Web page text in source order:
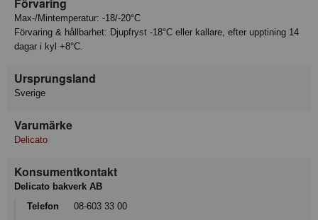
Max-/Mintemperatur: -18/-20°C
Förvaring & hållbarhet: Djupfryst -18°C eller kallare, efter upptining 14
dagar i kyl +8°C.
Ursprungsland
Sverige
Varumärke
Delicato
Konsumentkontakt
Delicato bakverk AB
Telefon
08-603 33 00